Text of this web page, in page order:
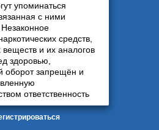
упоминаться
с ними
средств,
веществ и их аналогов
здоровью,
оборот запрещён и
ответственность